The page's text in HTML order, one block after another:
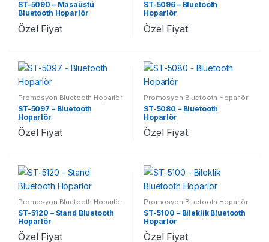
ST-5090 – Masaüstü
Bluetooth Hoparlör
Özel Fiyat
ST-5096 – Bluetooth
Hoparlör
Özel Fiyat
Promosyon Bluetooth Hoparlör
ST-5097 – Bluetooth
Hoparlör
Özel Fiyat
Promosyon Bluetooth Hoparlör
ST-5080 – Bluetooth
Hoparlör
Özel Fiyat
Promosyon Bluetooth Hoparlör
ST-5120 – Stand Bluetooth
Hoparlör
Özel Fiyat
Promosyon Bluetooth Hoparlör
ST-5100 – Bileklik Bluetooth
Hoparlör
Özel Fiyat